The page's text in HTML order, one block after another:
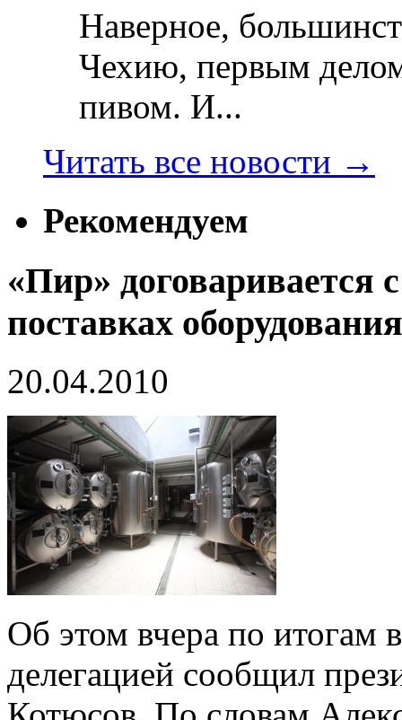
Наверное,
Чехию, первым
пивом. И...
Читать все новости →
Рекомендуем
«Пир» договаривается
поставках оборудования
20.04.2010
Об этом вчера по итогам
делегацией сообщил